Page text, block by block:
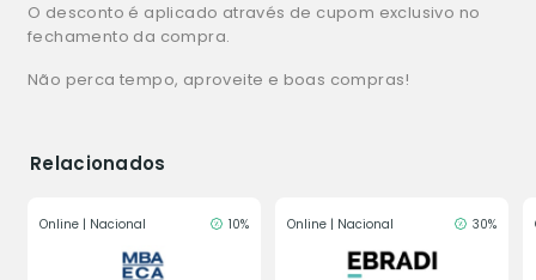
O desconto é aplicado através de cupom exclusivo no
fechamento da compra.
Não perca tempo, aproveite e boas compras!
Relacionados
Online | Nacional 10% Online | Nacional 30%